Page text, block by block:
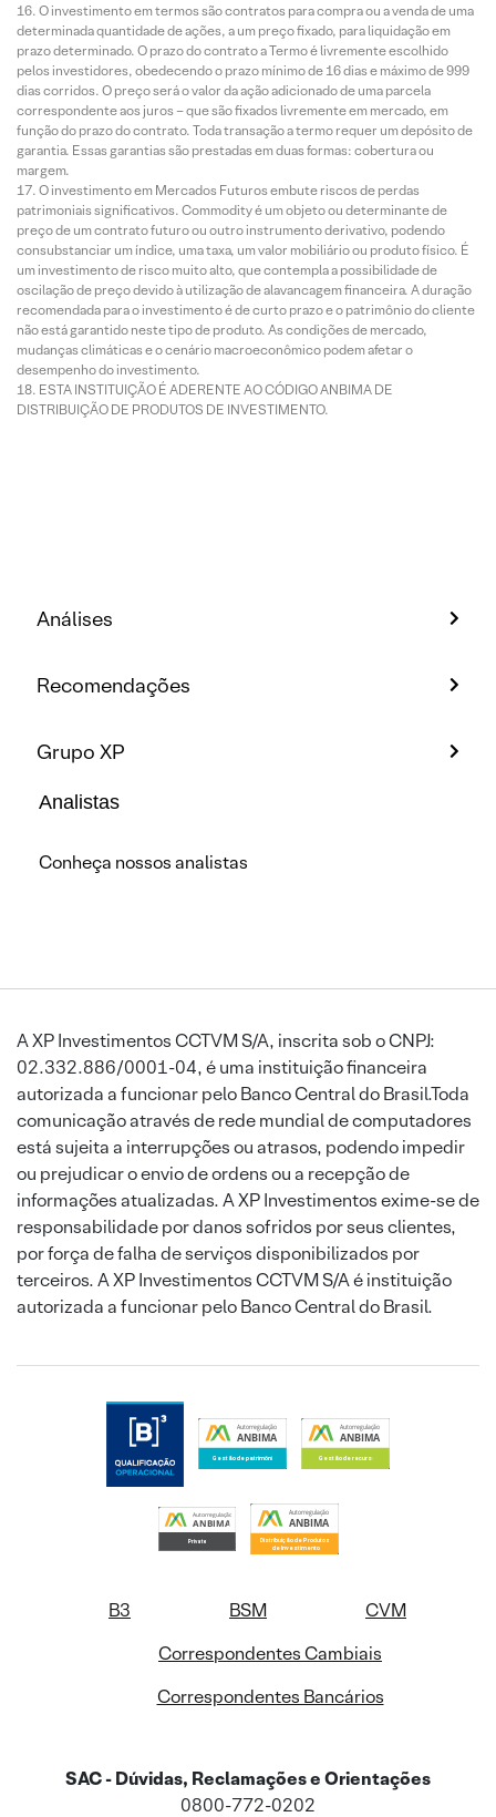
O investimento em termos são contratos para compra ou a venda de uma
determinada quantidade de ações, a um preço fixado, para liquidação em
prazo determinado. O prazo do contrato a Termo é livremente escolhido
pelos investidores, obedecendo o prazo mínimo de 16 dias e máximo de 999
dias corridos. O preço será o valor da ação adicionado de uma parcela
correspondente aos juros – que são fixados livremente em mercado, em
função do prazo do contrato. Toda transação a termo requer um depósito de
garantia. Essas garantias são prestadas em duas formas: cobertura ou
margem.
O investimento em Mercados Futuros embute riscos de perdas
patrimoniais significativos. Commodity é um objeto ou determinante de
preço de um contrato futuro ou outro instrumento derivativo, podendo
consubstanciar um índice, uma taxa, um valor mobiliário ou produto físico. É
um investimento de risco muito alto, que contempla a possibilidade de
oscilação de preço devido à utilização de alavancagem financeira. A duração
recomendada para o investimento é de curto prazo e o patrimônio do cliente
não está garantido neste tipo de produto. As condições de mercado,
mudanças climáticas e o cenário macroeconômico podem afetar o
desempenho do investimento.
ESTA INSTITUIÇÃO É ADERENTE AO CÓDIGO ANBIMA DE
DISTRIBUIÇÃO DE PRODUTOS DE INVESTIMENTO.
Análises
Recomendações
Grupo XP
Analistas
Conheça nossos analistas
A XP Investimentos CCTVM S/A, inscrita sob o CNPJ:
02.332.886/0001-04, é uma instituição financeira
autorizada a funcionar pelo Banco Central do Brasil.Toda
comunicação através de rede mundial de computadores
está sujeita a interrupções ou atrasos, podendo impedir
ou prejudicar o envio de ordens ou a recepção de
informações atualizadas. A XP Investimentos exime-se de
responsabilidade por danos sofridos por seus clientes,
por força de falha de serviços disponibilizados por
terceiros. A XP Investimentos CCTVM S/A é instituição
autorizada a funcionar pelo Banco Central do Brasil.
B3 BSM
CVM
Correspondentes Cambiais
Correspondentes Bancários
SAC - Dúvidas, Reclamações e Orientações
0800-772-0202